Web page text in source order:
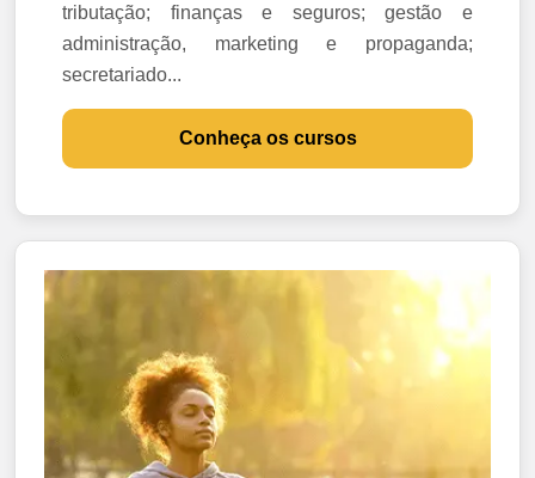
tributação; finanças e seguros; gestão e
administração, marketing e propaganda;
secretariado...
Conheça os cursos